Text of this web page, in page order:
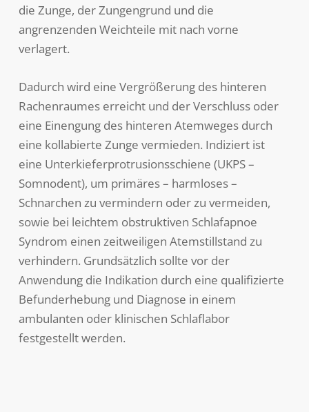
die Zunge, der Zungengrund und die
angrenzenden Weichteile mit nach vorne
verlagert.
Dadurch wird eine Vergrößerung des hinteren
Rachenraumes erreicht und der Verschluss oder
eine Einengung des hinteren Atemweges durch
eine kollabierte Zunge vermieden. Indiziert ist
eine Unterkieferprotrusionsschiene (UKPS –
Somnodent), um primäres – harmloses –
Schnarchen zu vermindern oder zu vermeiden,
sowie bei leichtem obstruktiven Schlafapnoe
Syndrom einen zeitweiligen Atemstillstand zu
verhindern. Grundsätzlich sollte vor der
Anwendung die Indikation durch eine qualifizierte
Befunderhebung und Diagnose in einem
ambulanten oder klinischen Schlaflabor
festgestellt werden.